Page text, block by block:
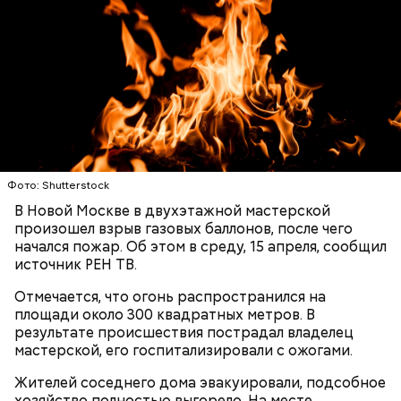
Фото: Shutterstock
В Новой Москве в двухэтажной мастерской
произошел взрыв газовых баллонов, после чего
начался пожар. Об этом в среду, 15 апреля, сообщил
источник РЕН ТВ.
Отмечается, что огонь распространился на
площади около 300 квадратных метров. В
результате происшествия пострадал владелец
мастерской, его госпитализировали с ожогами.
Жителей соседнего дома эвакуировали, подсобное
Родственники обналичивали деньги и возвращали
вызвать подозрений у налоговой, Гасанов либо
распределял их между еще несколькими счетами,
либопокупал на них квартиры.
— Мы съездили за витаминами, вернулись обратно,
поднялись домой. У него ухудшилось самочувствие
через сутки... Его увезли в больницу,
реанимировали, и там он скончался, — рассказывал
Видео: пресс-служба ГСУ СК по Московской области